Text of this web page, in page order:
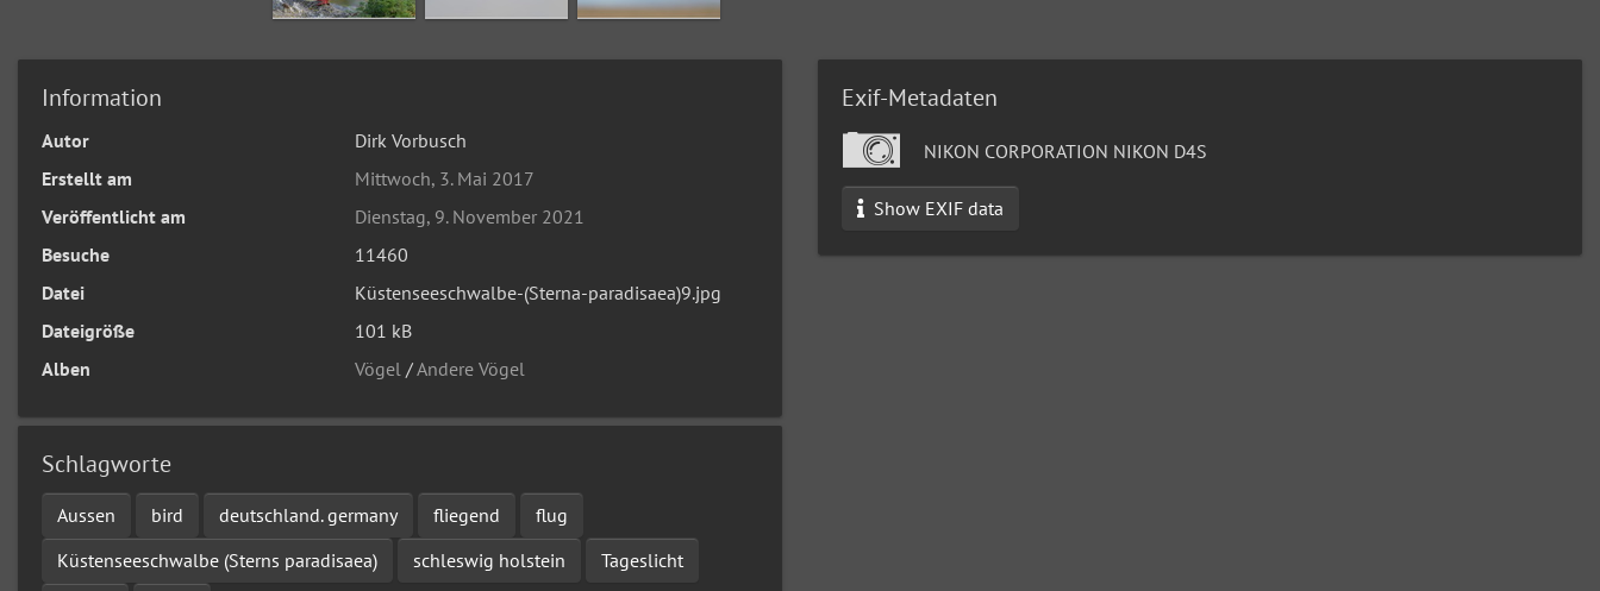
Information
Autor
Dirk Vorbusch
Erstellt am
Mittwoch, 3. Mai 2017
Veröffentlicht am
Dienstag, 9. November 2021
Besuche
11460
Datei
Küstenseeschwalbe-(Sterna-paradisaea)9.jpg
Dateigröße
101 kB
Alben
Vögel /Andere Vögel
Schlagworte
Aussen bird deutschland. germany fliegend
flug
Küstenseeschwalbe (Sterns paradisaea)
schleswig holstein Tageslicht
Exif-Metadaten
NIKON CORPORATION NIKON D4S
Show EXIF data